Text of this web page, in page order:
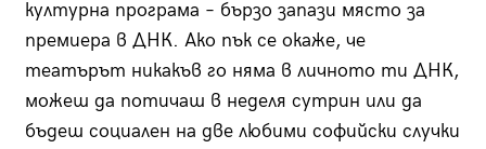
културна програма – бързо запази място за
премиера в ДНК. Ако пък се окаже, че
театърът никакъв го няма в личното ти ДНК,
можеш да потичаш в неделя сутрин или да
бъдеш социален на две любими софийски случки